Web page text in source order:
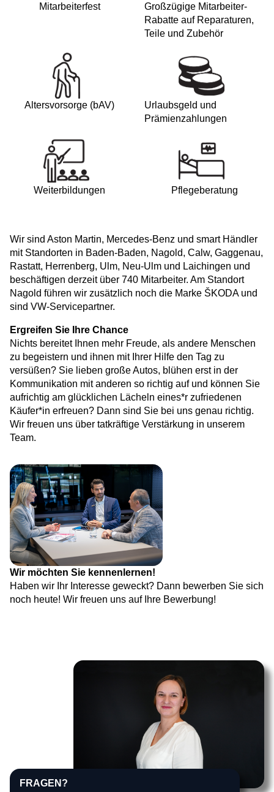
Mitarbeiterfest
Großzügige Mitarbeiter-
Rabatte auf Reparaturen,
Teile und Zubehör
Altersvorsorge (bAV)
Urlaubsgeld und
Prämienzahlungen
Weiterbildungen Pflegeberatung
Wir sind Aston Martin, Mercedes-Benz und smart Händler
mit Standorten in Baden-Baden, Nagold, Calw, Gaggenau,
Rastatt, Herrenberg, Ulm, Neu-Ulm und Laichingen und
beschäftigen derzeit über 740 Mitarbeiter. Am Standort
Nagold führen wir zusätzlich noch die Marke ŠKODA und
sind VW-Servicepartner.
Ergreifen Sie Ihre Chance
Nichts bereitet Ihnen mehr Freude, als andere Menschen
zu begeistern und ihnen mit Ihrer Hilfe den Tag zu
versüßen? Sie lieben große Autos, blühen erst in der
Kommunikation mit anderen so richtig auf und können Sie
aufrichtig am glücklichen Lächeln eines*r zufriedenen
Käufer*in erfreuen? Dann sind Sie bei uns genau richtig.
Wir freuen uns über tatkräftige Verstärkung in unserem
Team.
Wir möchten Sie kennenlernen!
Haben wir Ihr Interesse geweckt? Dann bewerben Sie sich
noch heute! Wir freuen uns auf Ihre Bewerbung!
FRAGEN?